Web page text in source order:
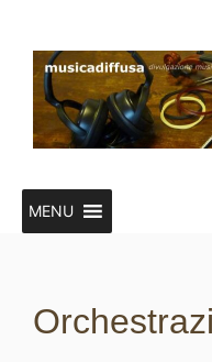
contenuto
MENU